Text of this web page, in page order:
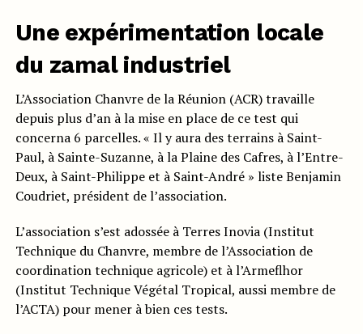
Une expérimentation locale
du zamal industriel
L’Association Chanvre de la Réunion (ACR) travaille
depuis plus d’an à la mise en place de ce test qui
concerna 6 parcelles. « Il y aura des terrains à Saint-
Paul, à Sainte-Suzanne, à la Plaine des Cafres, à l’Entre-
Deux, à Saint-Philippe et à Saint-André » liste Benjamin
Coudriet, président de l’association.
L’association s’est adossée à Terres Inovia (Institut
Technique du Chanvre, membre de l’Association de
coordination technique agricole) et à l’Armeflhor
(Institut Technique Végétal Tropical, aussi membre de
l’ACTA) pour mener à bien ces tests.